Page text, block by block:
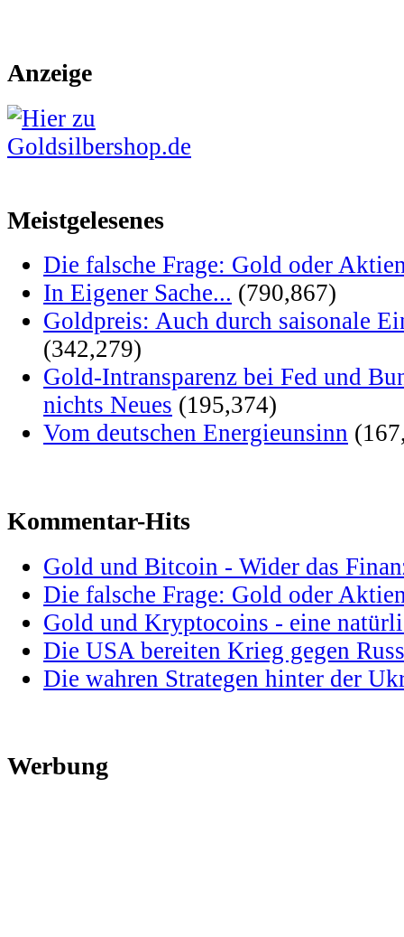
Anzeige
Meistgelesenes
Die falsche Frage: Gold oder
In Eigener Sache... (790,867)
Goldpreis: Auch durch saisonale
(342,279)
Gold-Intransparenz bei Fed und
nichts Neues (195,374)
Vom deutschen Energieunsinn
Kommentar-Hits
Gold und Bitcoin - Wider das
Die falsche Frage: Gold oder
Gold und Kryptocoins - eine
Die USA bereiten Krieg gegen
Die wahren Strategen hinter der
Werbung